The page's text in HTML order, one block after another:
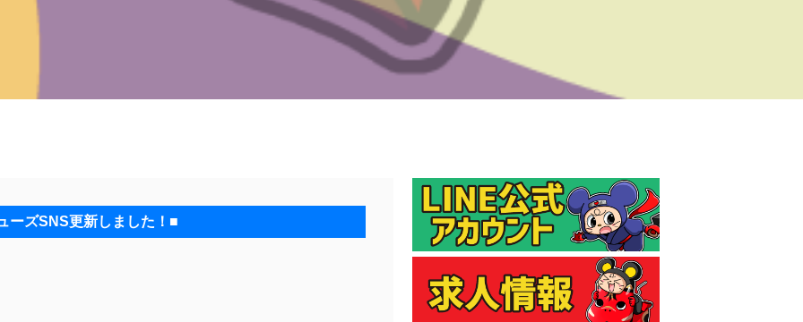
ーズSNS更新しました！■